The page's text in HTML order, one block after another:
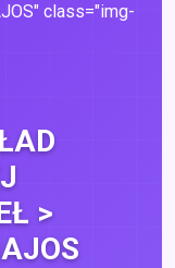
class="img-
>